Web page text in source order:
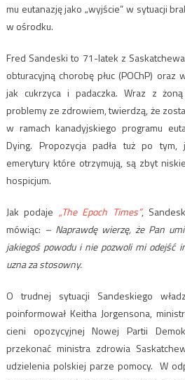
mu eutanazję jako „wyjście” w sytuacji
w ośrodku.
Fred Sandeski to 71-latek z
obturacyjną chorobę płuc (POChP)
jak cukrzyca i padaczka. Wraz z
problemy ze zdrowiem, twierdzą, że
w ramach kanadyjskiego programu
Dying. Propozycja padła tuż po
emerytury które otrzymują, są zbyt
hospicjum.
Jak podaje „The Epoch Times”,
mówiąc: – Naprawdę wierzę, że Pan
jakiegoś powodu i nie pozwoli mi odejść
uzna za stosowny.
O trudnej sytuacji Sandeskiego
poinformował Keitha Jorgensona,
cieni opozycyjnej Nowej Partii
przekonać ministra zdrowia
udzielenia polskiej parze pomocy. W